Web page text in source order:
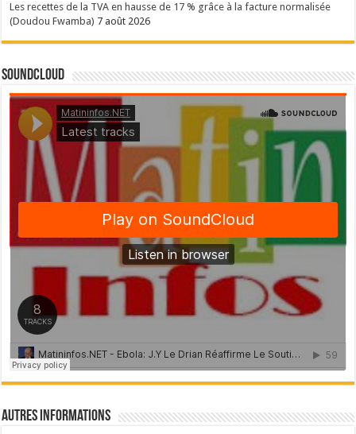
Les recettes de la TVA en hausse de 17 % grâce à la facture normalisée
(Doudou Fwamba) 7 août 2026
SoundCloud
Autres Informations